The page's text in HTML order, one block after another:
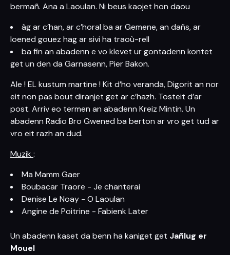
bermañ. Ana a Laoulan. Ni beus kaojet hon daou
àg ar c’han, ar c’horal ba ar Gemene, an dañs, ar
loened gouez hag ar sivi ha traoù-rell
ba fin an abadenn e vo klevet ur gontadenn kontet
get un den da Garnasenn, Pier Bakon.
Ale ! EL kustum martine ! Kit d’ho veranda, Digorit an nor
eit non pas bout diranjet get ar c’hazh. Tosteit d’ar
post. Arriv eo termen an abadenn Kreiz Mintin. Un
abadenn Radio Bro Gwened ba berton ar vro get tud ar
vro eit razh an dud.
Muzik :
Ma Mamm Gaer
Boubacar Traore - Je chanterai
Denise Le Noay - O Laoulan
Angine de Poitrine - Fabienk Later
Un abadenn kaset da benn ha kaniget get Jañlug er
Mouel